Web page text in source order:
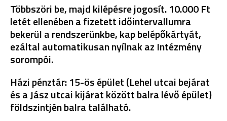
Többszöri be, majd kilépésre jogosít. 10.000 Ft
letét ellenében a fizetett időintervallumra
bekerül a rendszerünkbe, kap belépőkártyát,
ezáltal automatikusan nyílnak az Intézmény
sorompói.
Házi pénztár: 15-ös épület (Lehel utcai bejárat
és a Jász utcai kijárat között balra lévő épület)
földszintjén balra található.